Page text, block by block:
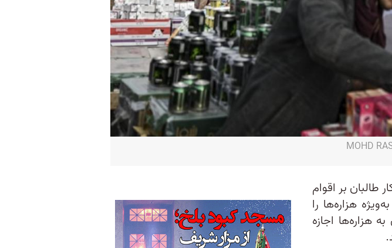
طالبان بر اقوام
هزاره‌ها را
هزاره‌ها اجازه